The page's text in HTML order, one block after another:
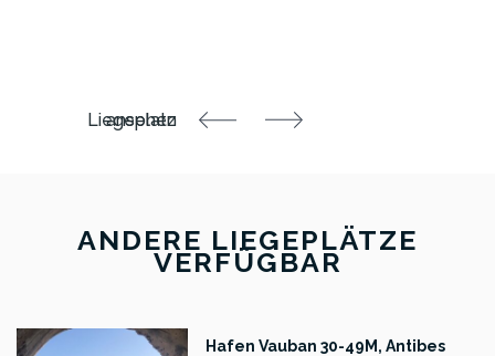
ANDERE LIEGEPLÄTZE
VERFÜGBAR
Hafen Vauban 30-49M, Antibes